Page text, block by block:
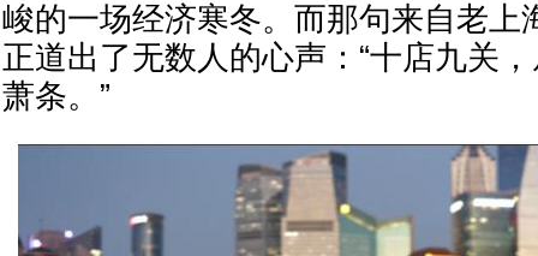
峻的一场经济寒冬。而那句来自老上
正道出了无数人的心声：“十店九关
萧条。”